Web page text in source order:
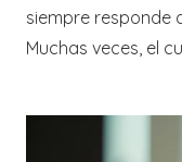
siempre responde
Muchas veces, el